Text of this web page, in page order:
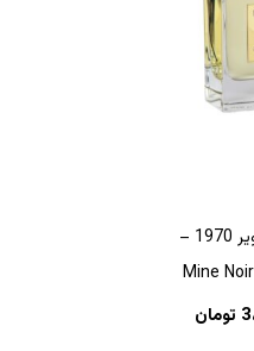
محصولی در سبد خرید نیست.
ادکلن ماین نویر 1970 –
تومان